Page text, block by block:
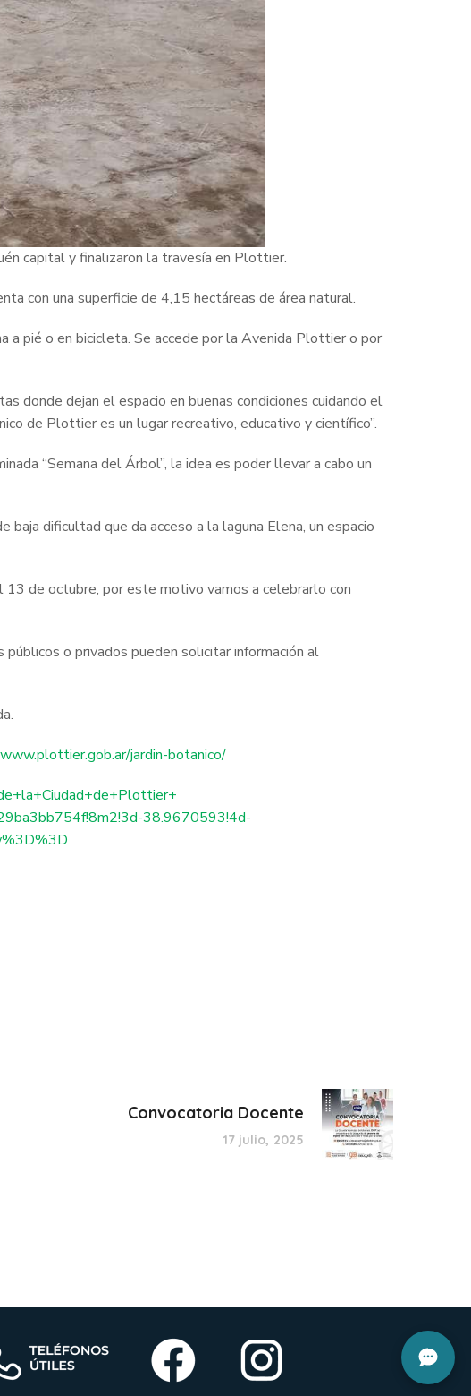
capital y finalizaron la travesía en Plottier.
con una superficie de 4,15 hectáreas de área natural.
a pié o en bicicleta. Se accede por la Avenida Plottier o por
donde dejan el espacio en buenas condiciones cuidando el
de Plottier es un lugar recreativo, educativo y científico”.
“Semana del Árbol”, la idea es poder llevar a cabo un
dificultad que da acceso a la laguna Elena, un espacio
13 de octubre, por este motivo vamos a celebrarlo con
o privados pueden solicitar información al
jardin-botanico/
38.9670593!4d-
Convocatoria Docente
17 julio, 2025